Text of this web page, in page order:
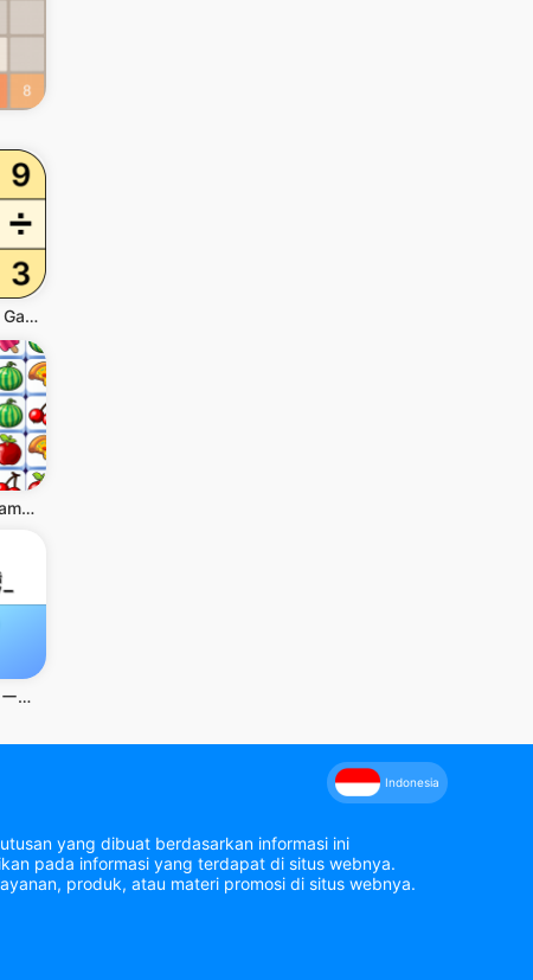
Math Puzzle Games - Crossmath
Tile Club - Game Mencocokkan
ポイ活ジグソー：ポイントが稼げるパズルゲーム
Indonesia
yang dibuat berdasarkan informasi ini
pada informasi yang terdapat di situs webnya.
produk, atau materi promosi di situs webnya.